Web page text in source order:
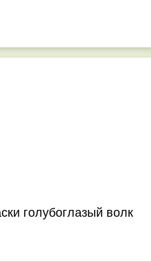
голубоглазый волк